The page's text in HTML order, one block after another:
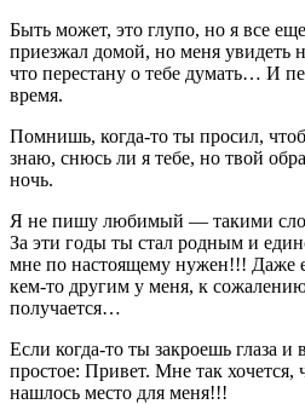
Быть может, это глупо, но я все
приезжал домой, но меня увидеть
что перестану о тебе думать… И
время.
Помнишь, когда-то ты просил,
знаю, снюсь ли я тебе, но твой
ночь.
Я не пишу любимый — такими
За эти годы ты стал родным и
мне по настоящему нужен!!! Даже
кем-то другим у меня, к
получается…
Если когда-то ты закроешь глаза
простое: Привет. Мне так хочется,
нашлось место для меня!!!